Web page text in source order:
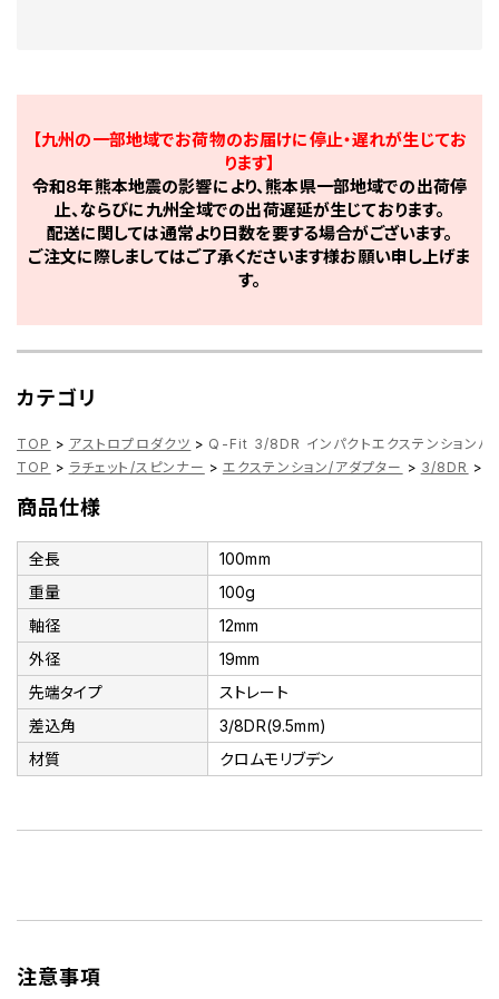
【九州の一部地域でお荷物のお届けに停止・遅れが生じてお
ります】
令和8年熊本地震の影響により、熊本県一部地域での出荷停
止、ならびに九州全域での出荷遅延が生じております。
配送に関しては通常より日数を要する場合がございます。
ご注文に際しましてはご了承くださいます様お願い申し上げま
す。
カテゴリ
TOP > アストロプロダクツ > Q-Fit 3/8DR インパクトエクステンション
TOP > ラチェット/スピンナー > エクステンション/アダプター > 3/8DR >
商品仕様
全長
100mm
重量
100g
軸径
12mm
外径
19mm
先端タイプ
ストレート
差込角
3/8DR(9.5mm)
材質
クロムモリブデン
注意事項